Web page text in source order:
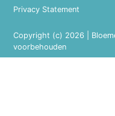
Copyright (c) 2026 |
voorbehouden
Privacy Statement